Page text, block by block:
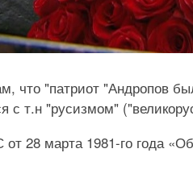
что "патриот "Андропов
с т.н "русизмом"
28 марта 1981-го года